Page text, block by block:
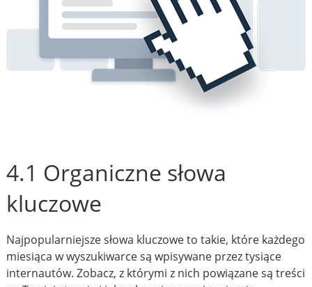
4.1 Organiczne słowa
kluczowe
Najpopularniejsze słowa kluczowe to takie, które każdego
miesiąca w wyszukiwarce są wpisywane przez tysiące
internautów. Zobacz, z którymi z nich powiązane są treści